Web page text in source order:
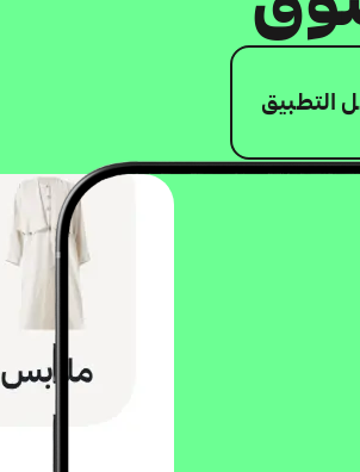
التطبيق